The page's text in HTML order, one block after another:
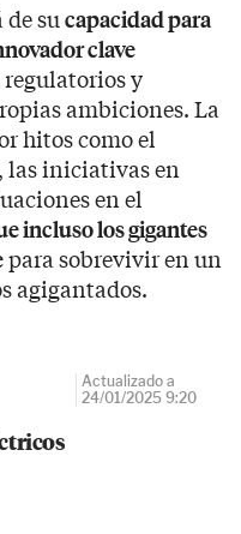
su capacidad para
clave
y
ambiciones. La
hitos como el
las iniciativas en
en el
incluso los gigantes
para sobrevivir en un
agigantados.
Actualizado a
24/01/2025 9:20